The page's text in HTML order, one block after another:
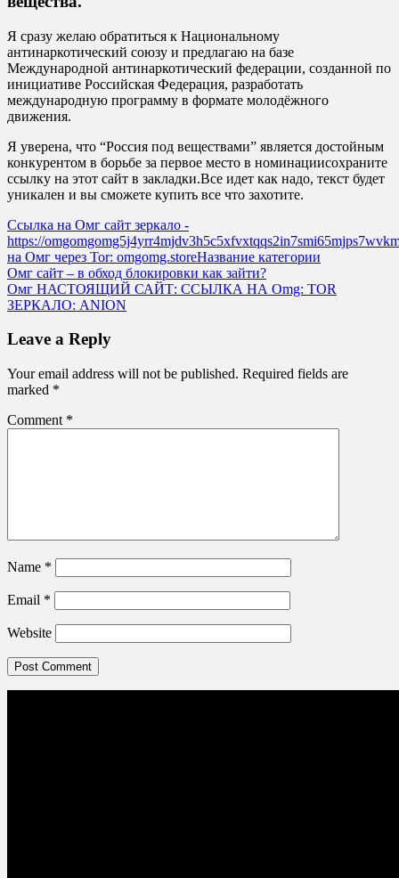
Я сразу желаю обратиться к Национальному
антинаркотический союзу и предлагаю на базе
Международной антинаркотический федерации, созданной по
инициативе Российская Федерация, разработать
международную программу в формате молодёжного
движения.
Я уверена, что “Россия под веществами” является достойным
конкурентом в борьбе за первое место в номинациисохраните
ссылку на этот сайт в закладки.Все идет как надо, текст будет
уникален и вы сможете купить все что захотите.
Ссылка на Омг сайт зеркало -
https://
на Омг через Tor: omgomg.storeНазвание категории
Post
navigation
Омг сайт – в обход блокировки как зайти?
Омг НАСТОЯЩИЙ САЙТ: ССЫЛКА НА Omg: TOR
ЗЕРКАЛО: ANION
Leave a Reply
Your email address will not be published. Required fields are
marked *
Comment *
Name *
Email *
Website